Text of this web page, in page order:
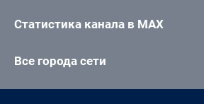
Статистика канала в MAX
Все города сети